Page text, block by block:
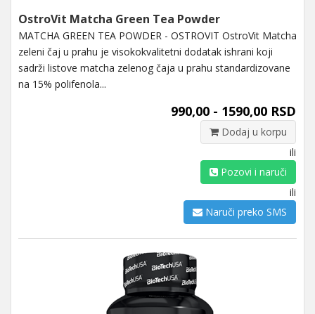
OstroVit Matcha Green Tea Powder
MATCHA GREEN TEA POWDER - OSTROVIT OstroVit Matcha
zeleni čaj u prahu je visokokvalitetni dodatak ishrani koji
sadrži listove matcha zelenog čaja u prahu standardizovane
na 15% polifenola...
990,00 - 1590,00 RSD
Dodaj u korpu
ili
Pozovi i naruči
ili
Naruči preko SMS